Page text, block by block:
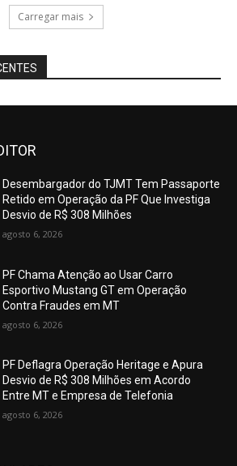
Carregar mais
Desembargador do TJMT Tem Passaporte
Retido em Operação da PF Que Investiga
Desvio de R$ 308 Milhões
agosto 6, 2026
PF Chama Atenção ao Usar Carro
Esportivo Mustang GT em Operação
Contra Fraudes em MT
agosto 6, 2026
PF Deflagra Operação Heritage e Apura
Desvio de R$ 308 Milhões em Acordo
Entre MT e Empresa de Telefonia
agosto 6, 2026